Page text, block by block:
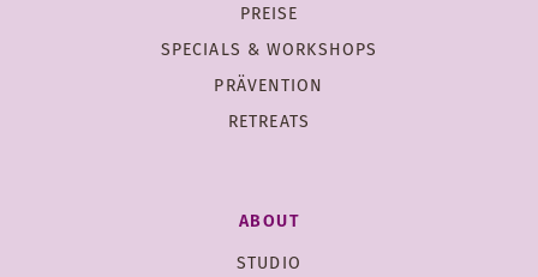
PREISE
SPECIALS & WORKSHOPS
PRÄVENTION
RETREATS
ABOUT
STUDIO